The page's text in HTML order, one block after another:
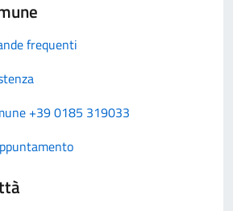
frequenti
+39 0185 319033